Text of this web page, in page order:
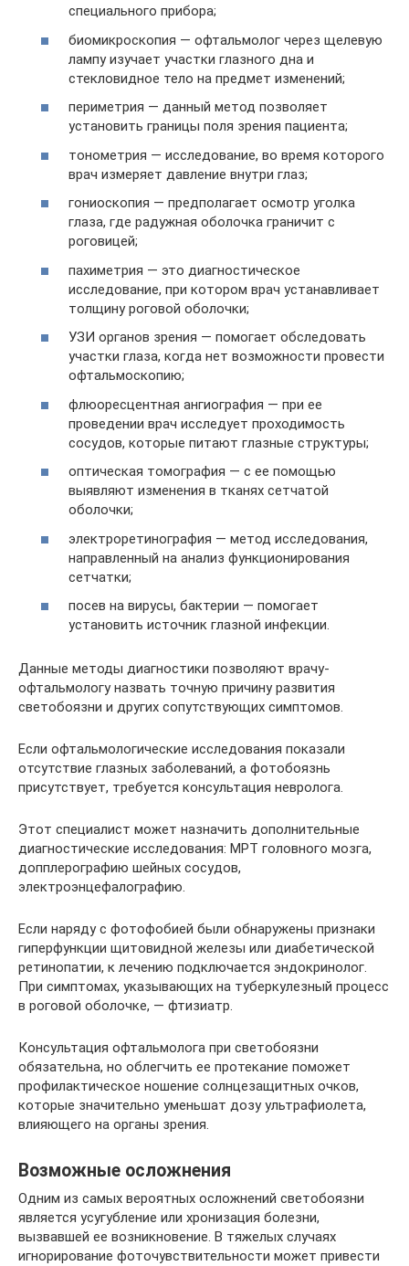
специального прибора;
биомикроскопия — офтальмолог через щелевую
лампу изучает участки глазного дна и
стекловидное тело на предмет изменений;
периметрия — данный метод позволяет
установить границы поля зрения пациента;
тонометрия — исследование, во время которого
врач измеряет давление внутри глаз;
гониоскопия — предполагает осмотр уголка
глаза, где радужная оболочка граничит с
роговицей;
пахиметрия — это диагностическое
исследование, при котором врач устанавливает
толщину роговой оболочки;
УЗИ органов зрения — помогает обследовать
участки глаза, когда нет возможности провести
офтальмоскопию;
флюоресцентная ангиография — при ее
проведении врач исследует проходимость
сосудов, которые питают глазные структуры;
оптическая томография — с ее помощью
выявляют изменения в тканях сетчатой
оболочки;
электроретинография — метод исследования,
направленный на анализ функционирования
сетчатки;
посев на вирусы, бактерии — помогает
установить источник глазной инфекции.
Данные методы диагностики позволяют врачу-
офтальмологу назвать точную причину развития
светобоязни и других сопутствующих симптомов.
Если офтальмологические исследования показали
отсутствие глазных заболеваний, а фотобоязнь
присутствует, требуется консультация невролога.
Этот специалист может назначить дополнительные
диагностические исследования: МРТ головного мозга,
допплерографию шейных сосудов,
электроэнцефалографию.
Если наряду с фотофобией были обнаружены признаки
гиперфункции щитовидной железы или диабетической
ретинопатии, к лечению подключается эндокринолог.
При симптомах, указывающих на туберкулезный процесс
в роговой оболочке, — фтизиатр.
Консультация офтальмолога при светобоязни
обязательна, но облегчить ее протекание поможет
профилактическое ношение солнцезащитных очков,
которые значительно уменьшат дозу ультрафиолета,
влияющего на органы зрения.
Возможные осложнения
Одним из самых вероятных осложнений светобоязни
является усугубление или хронизация болезни,
вызвавшей ее возникновение. В тяжелых случаях
игнорирование фоточувствительности может привести